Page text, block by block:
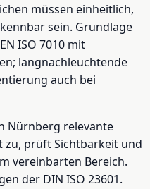
müssen einheitlich,
sein. Grundlage
ISO 7010 mit
langnachleuchtende
auch bei
Nürnberg relevante
zu, prüft Sichtbarkeit und
vereinbarten Bereich.
der DIN ISO 23601.